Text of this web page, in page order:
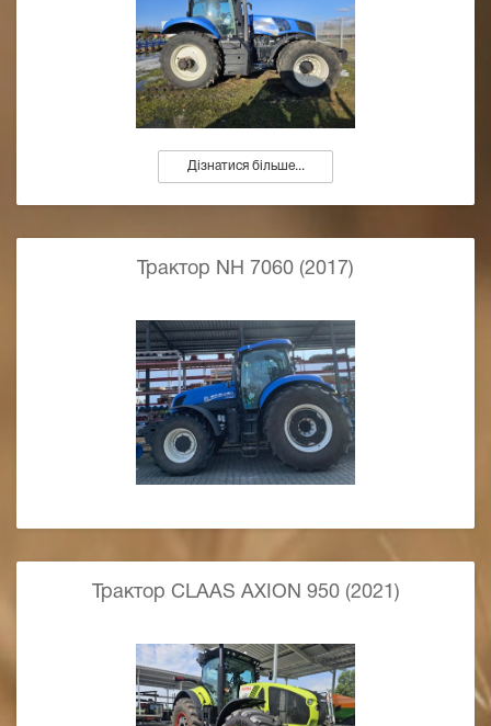
Дізнатися більше...
Трактор NH 7060 (2017)
Трактор CLAAS AXION 950 (2021)